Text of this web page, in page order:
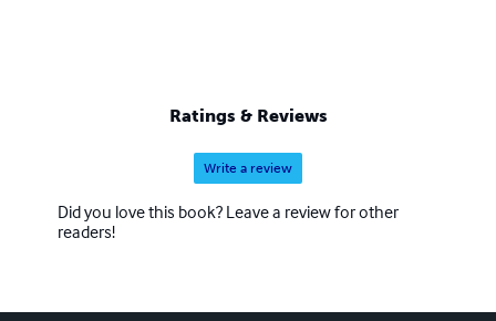
Ratings & Reviews
Write a review
Did you love this book? Leave a review for other
readers!